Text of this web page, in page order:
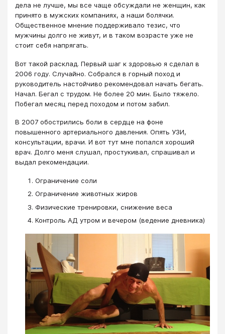
дела не лучше, мы все чаще обсуждали не женщин, как
принято в мужских компаниях, а наши болячки.
Общественное мнение поддерживало тезис, что
мужчины долго не живут, и в таком возрасте уже не
стоит себя напрягать.
Вот такой расклад. Первый шаг к здоровью я сделал в
2006 году. Случайно. Собрался в горный поход и
руководитель настойчиво рекомендовал начать бегать.
Начал. Бегал с трудом. Не более 20 мин. Было тяжело.
Побегал месяц перед походом и потом забил.
В 2007 обострились боли в сердце на фоне
повышенного артериального давления. Опять УЗИ,
консультации, врачи. И вот тут мне попался хороший
врач. Долго меня слушал, простукивал, спрашивал и
выдал рекомендации.
Ограничение соли
Ограничение животных жиров
Физические тренировки, снижение веса
Контроль АД утром и вечером (ведение дневника)